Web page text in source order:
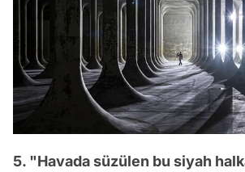
5. "Havada süzülen bu siyah